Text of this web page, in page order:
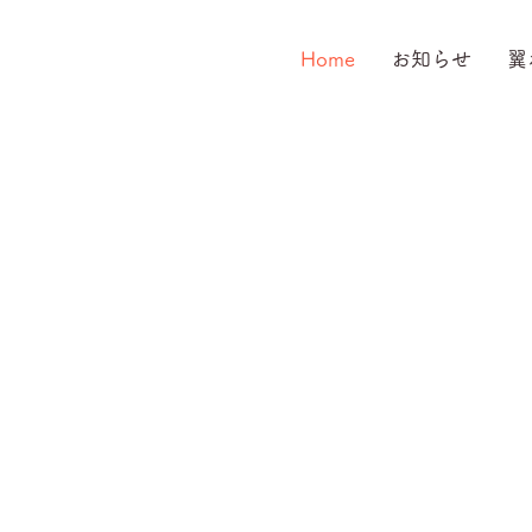
Home お知らせ